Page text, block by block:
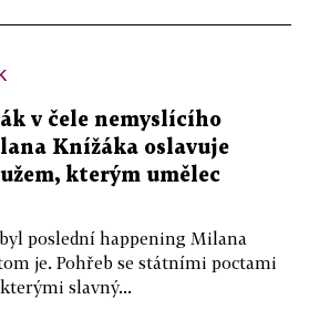
v čele nemyslícího
Knížáka oslavuje
kterým umělec
poslední happening Milana
je. Pohřeb se státními poctami
slavný...